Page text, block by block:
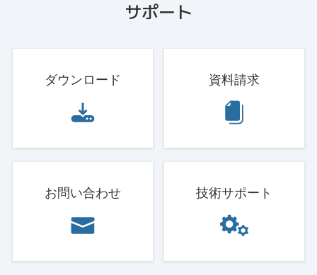
サポート
ダウンロード 資料請求
お問い合わせ 技術サポート